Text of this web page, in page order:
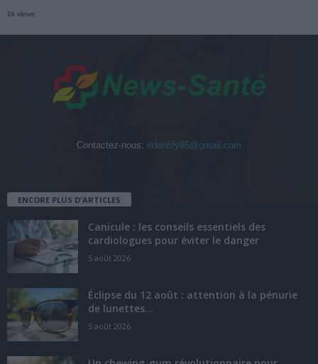
1k views
Contactez-nous: edentify95@gmail.com
ENCORE PLUS D'ARTICLES
Canicule : les conseils essentiels des
cardiologues pour éviter le danger
5 août 2026
Éclipse du 12 août : attention à la pénurie
de lunettes...
5 août 2026